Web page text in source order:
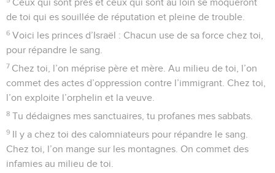
Ceux qui sont près et ceux qui sont au loin se moqueront
de toi qui es souillée de réputation et pleine de trouble.
6 Voici les princes d’Israël : Chacun use de sa force chez toi,
pour répandre le sang.
7 Chez toi, l’on méprise père et mère. Au milieu de toi, l’on
commet des actes d’oppression contre l’immigrant. Chez toi,
l’on exploite l’orphelin et la veuve.
8 Tu dédaignes mes sanctuaires, tu profanes mes sabbats.
9 Il y a chez toi des calomniateurs pour répandre le sang.
Chez toi, l’on mange sur les montagnes. On commet des
infamies au milieu de toi.